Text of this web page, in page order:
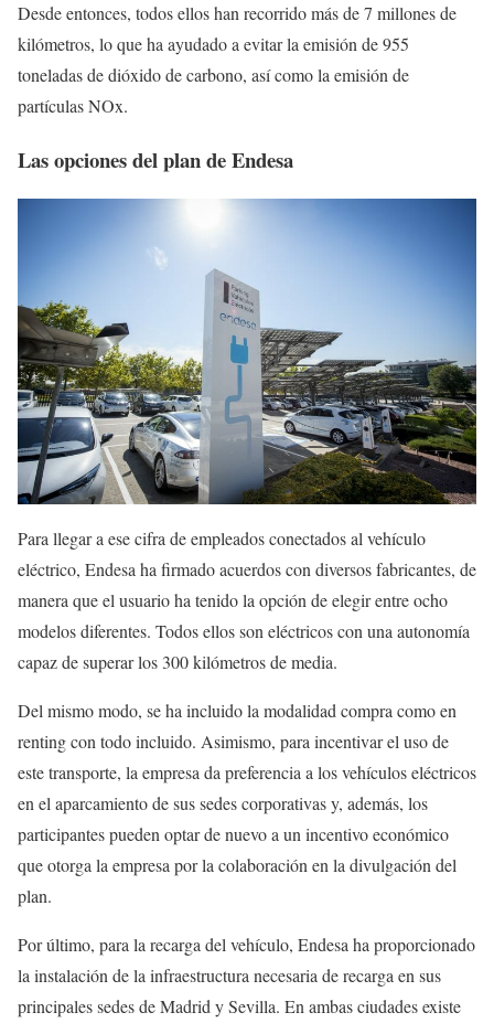
Desde entonces, todos ellos han recorrido más de 7 millones de
kilómetros, lo que ha ayudado a evitar la emisión de 955
toneladas de dióxido de carbono, así como la emisión de
partículas NOx.
Las opciones del plan de Endesa
Para llegar a ese cifra de empleados conectados al vehículo
eléctrico, Endesa ha firmado acuerdos con diversos fabricantes, de
manera que el usuario ha tenido la opción de elegir entre ocho
modelos diferentes. Todos ellos son eléctricos con una autonomía
capaz de superar los 300 kilómetros de media.
Del mismo modo, se ha incluido la modalidad compra como en
renting con todo incluido. Asimismo, para incentivar el uso de
este transporte, la empresa da preferencia a los vehículos eléctricos
en el aparcamiento de sus sedes corporativas y, además, los
participantes pueden optar de nuevo a un incentivo económico
que otorga la empresa por la colaboración en la divulgación del
plan.
Por último, para la recarga del vehículo, Endesa ha proporcionado
la instalación de la infraestructura necesaria de recarga en sus
principales sedes de Madrid y Sevilla. En ambas ciudades existe